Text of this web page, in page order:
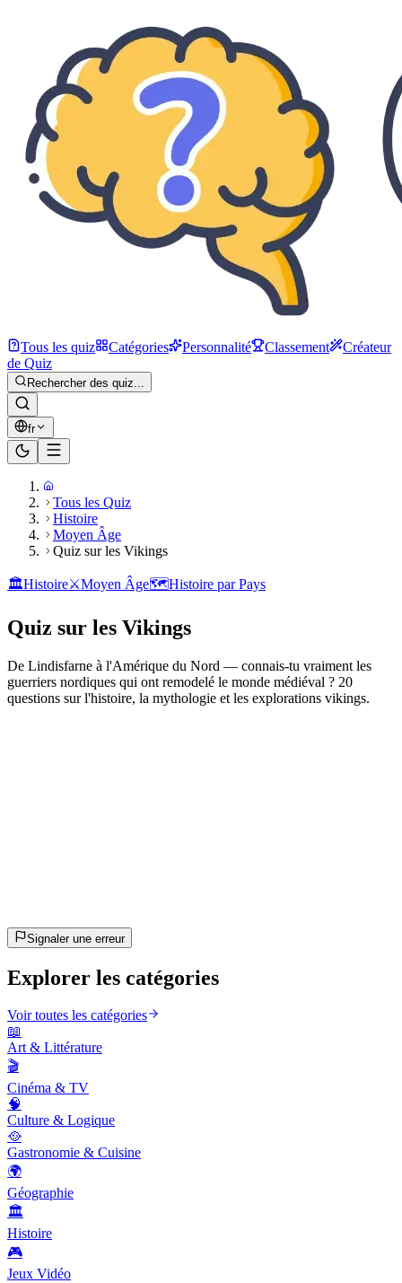
Tous les quiz Catégories Personnalité Classement
Créateur
de Quiz
Rechercher des quiz...
fr
Tous les Quiz
Histoire
Moyen Âge
Quiz sur les Vikings
🏛️Histoire⚔️Moyen Âge🗺️Histoire par Pays
Quiz sur les Vikings
De Lindisfarne à l'Amérique du Nord — connais-tu vraiment les
guerriers nordiques qui ont remodelé le monde médiéval ? 20
questions sur l'histoire, la mythologie et les explorations vikings.
Signaler une erreur
Explorer les catégories
Voir toutes les catégories
📖
Art & Littérature
🎬
Cinéma & TV
🧠
Culture & Logique
🥘
Gastronomie & Cuisine
🌍
Géographie
🏛️
Histoire
🎮
Jeux Vidéo